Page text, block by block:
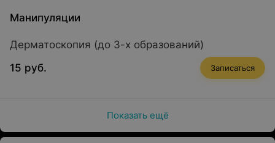
Манипуляции
Дерматоскопия (до 3-х образований)
15 руб.
Записаться
Показать ещё